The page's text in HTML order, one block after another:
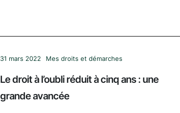
31 mars 2022 Mes droits et démarches
Le droit à l’oubli réduit à cinq ans : une
grande avancée